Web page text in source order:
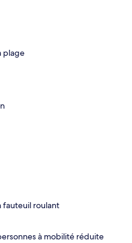
plage
fauteuil roulant
à mobilité réduite